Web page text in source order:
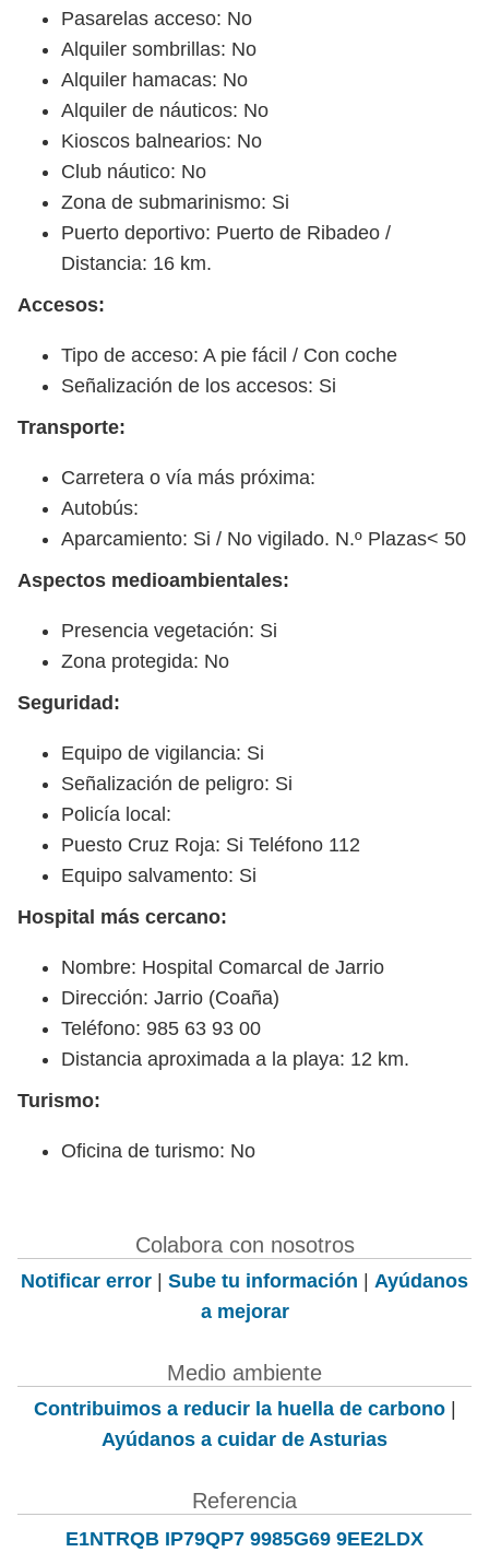
Pasarelas acceso: No
Alquiler sombrillas: No
Alquiler hamacas: No
Alquiler de náuticos: No
Kioscos balnearios: No
Club náutico: No
Zona de submarinismo: Si
Puerto deportivo: Puerto de Ribadeo /
Distancia: 16 km.
Accesos:
Tipo de acceso: A pie fácil / Con coche
Señalización de los accesos: Si
Transporte:
Carretera o vía más próxima:
Autobús:
Aparcamiento: Si / No vigilado. N.º Plazas< 50
Aspectos medioambientales:
Presencia vegetación: Si
Zona protegida: No
Seguridad:
Equipo de vigilancia: Si
Señalización de peligro: Si
Policía local:
Puesto Cruz Roja: Si Teléfono 112
Equipo salvamento: Si
Hospital más cercano:
Nombre: Hospital Comarcal de Jarrio
Dirección: Jarrio (Coaña)
Teléfono: 985 63 93 00
Distancia aproximada a la playa: 12 km.
Turismo:
Oficina de turismo: No
Colabora con nosotros
Notificar error | Sube tu información | Ayúdanos
a mejorar
Medio ambiente
Contribuimos a reducir la huella de carbono|
Ayúdanos a cuidar de Asturias
Referencia
E1NTRQB IP79QP7 9985G69 9EE2LDX